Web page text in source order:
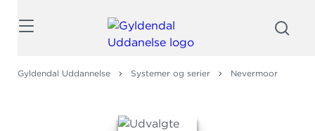
Gyldendal Uddannelse Systemer og serier Nevermoor